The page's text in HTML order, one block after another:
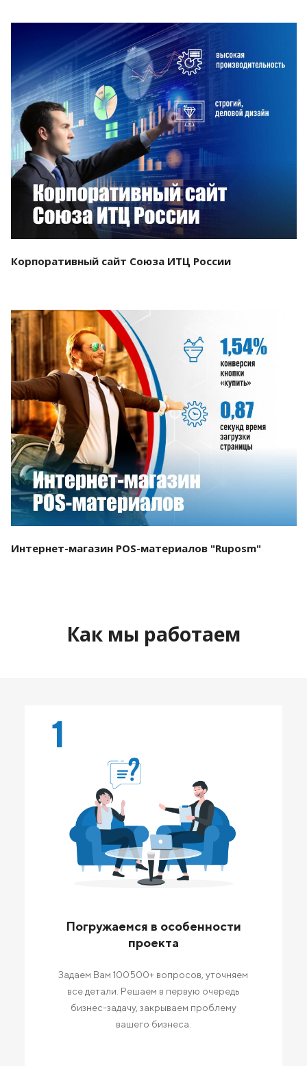
Смотреть проект
Корпоративный сайт Союза ИТЦ России
Смотреть проект
Интернет-магазин POS-материалов "Ruposm"
Как мы работаем
1
Погружаемся в особенности
проекта
Задаем Вам 100500+ вопросов, уточняем
все детали. Решаем в первую очередь
бизнес-задачу, закрываем проблему
вашего бизнеса.